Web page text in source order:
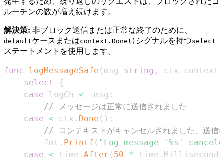
ルーチンの数が増え続けます。
解決策: 非ブロック送信または正常な終了のために、
defaultケースまたはcontext.Done() シグナルを持つselect
ステートメントを使用します。
func logMessageSafe ( msg string , ctx context
select
{
case logCh <- msg :
// メッセージは正常に送信されました
case <- ctx . Done ( ) :
// コンテキストがキャンセルされました、送信
		fmt
. Printf ( "Log message '%s'
case <- time . After ( 50 * time . Millisecond